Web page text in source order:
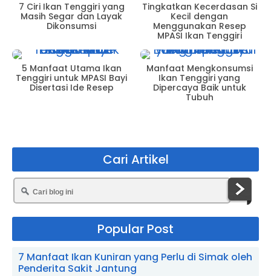
7 Ciri Ikan Tenggiri yang
Masih Segar dan Layak
Dikonsumsi
Tingkatkan Kecerdasan Si
Kecil dengan
Menggunakan Resep
MPASI Ikan Tenggiri
5 Manfaat Utama Ikan
Tenggiri untuk MPASI Bayi
Disertasi Ide Resep
Manfaat Mengkonsumsi
Ikan Tenggiri yang
Dipercaya Baik untuk
Tubuh
Cari Artikel
Popular Post
7 Manfaat Ikan Kuniran yang Perlu di Simak oleh
Penderita Sakit Jantung